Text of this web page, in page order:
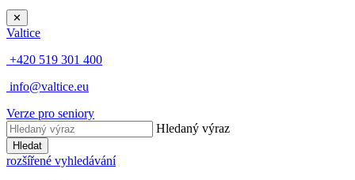
✕
Valtice
+420 519 301 400
info@valtice.eu
Verze pro seniory
Hledaný výraz
Hledat
rozšířené vyhledávání